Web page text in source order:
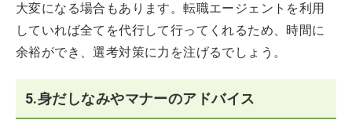
大変になる場合もあります。転職エージェントを利用
していれば全てを代行して行ってくれるため、時間に
余裕ができ、選考対策に力を注げるでしょう。
5.身だしなみやマナーのアドバイス